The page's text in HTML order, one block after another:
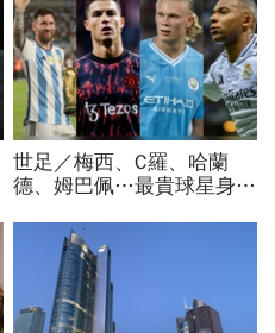
世足／梅西、C羅、哈蘭
德、姆巴佩…最貴球星身價
國560億是墊底球隊77倍